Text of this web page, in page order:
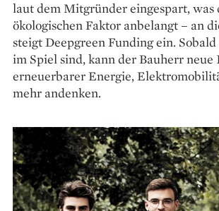
laut dem Mitgründer eingespart, was
ökologischen Faktor anbelangt – an
steigt Deepgreen Funding ein.
im Spiel sind, kann der Bauherr
erneuerbarer Energie,
mehr an­denken.